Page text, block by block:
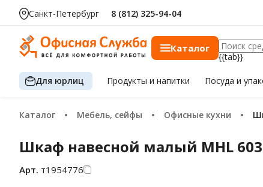
Санкт-Петербург 8 (812) 325-94-04
Каталог
{{tab}}
Для юрлиц Продуктыи напитки Посуда и
Каталог Мебель, сейфы Офисные кухни
Шкаф навесной малый MHL
Арт. т1954776